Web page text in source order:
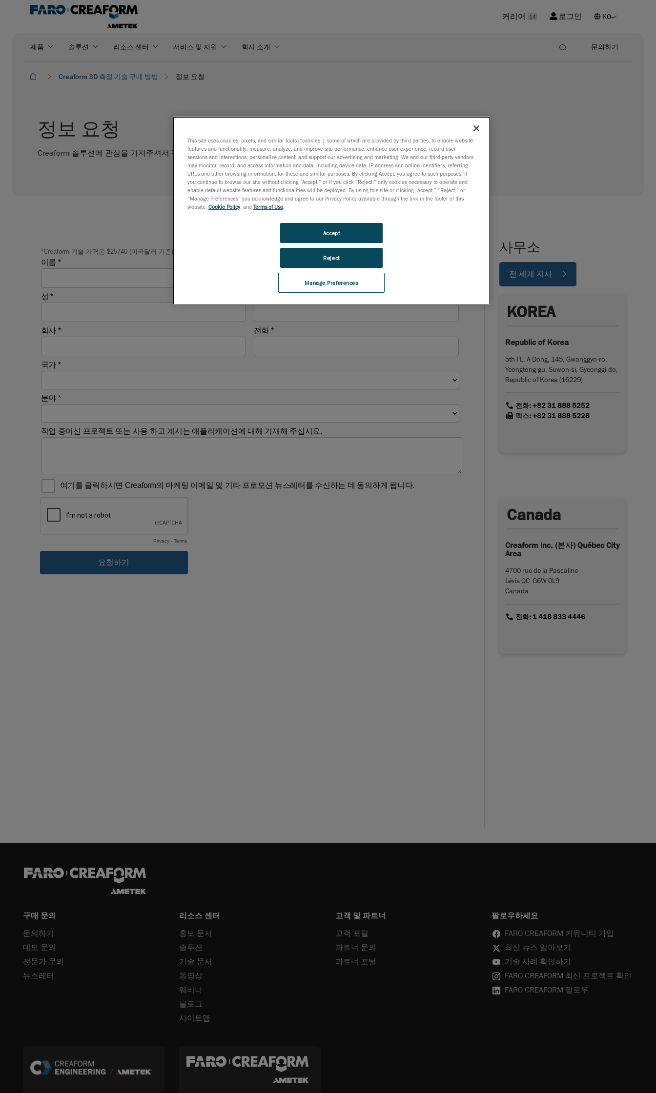
커리어 14 로그인
제품 솔루션 리소스 센터 서비스 및 지원 회사 소개 문의하기
Creaform 3D 측정 기술 구매 방법 정보 요청
정보 요청
Creaform 솔루션에 관심을 가져주셔서 감사합니다! 아래 양식을 작성해 주세요.
사무소
전 세계 지사
KOREA
Republic of Korea
5th FL, A Dong, 145, Gwanggyo-ro,
Yeongtong-gu, Suwon-si, Gyeonggi-do,
Republic of Korea (16229)
link전화: +82 31 888 5252
link팩스: +82 31 888 5228
Canada
Creaform Inc. (본사) Québec City
Area
4700 rue de la Pascaline
Lévis QC G6W 0L9
Canada
link전화: 1 418 833 4446
구매 문의
문의하기
데모 문의
전문가 문의
뉴스레터
리소스 센터
홍보 문서
솔루션
기술 문서
동영상
웨비나
블로그
사이트맵
고객 및 파트너
고객 포털
파트너 문의
파트너 포털
팔로우하세요
FARO CREAFORM 커뮤니티 가입
최신 뉴스 알아보기
기술 사례 확인하기
FARO CREAFORM 최신 프로젝트 확인
FARO CREAFORM 팔로우
This site uses cookies, pixels, and similar tools (“cookies”), some of which are provided by third parties, to enable website
features and functionality; measure, analyze, and improve site performance; enhance user experience; record user
sessions and interactions; personalize content; and support our advertising and marketing. We and our third-party vendors
may monitor, record, and access information and data, including device data, IP address and online identifiers, referring
URLs and other browsing information, for these and similar purposes. By clicking Accept, you agree to such purposes. If
you continue to browse our site without clicking “Accept,” or if you click “Reject,” only cookies necessary to operate and
enable default website features and functionalities will be deployed. By using this site or clicking “Accept,” “Reject,” or
“Manage Preferences” you acknowledge and agree to our Privacy Policy available through the link in the footer of this
website, Cookie Policy, and Terms of Use
Manage Preferences
Reject
Accept